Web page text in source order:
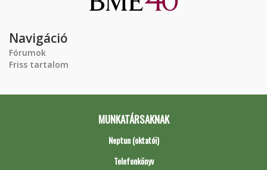
Navigáció
Fórumok
Friss tartalom
MUNKATÁRSAKNAK
Neptun (oktatói)
Telefonkönyv